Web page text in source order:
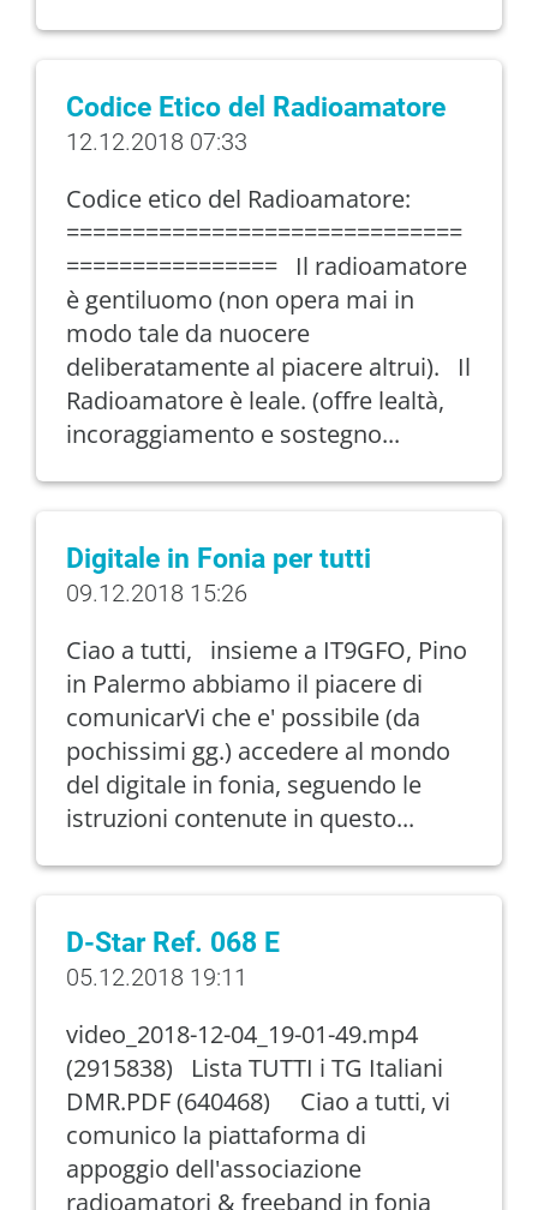
Codice Etico del Radioamatore
12.12.2018 07:33
Codice etico del Radioamatore:
==============================
================ Il radioamatore
è gentiluomo (non opera mai in
modo tale da nuocere
deliberatamente al piacere altrui). Il
Radioamatore è leale. (offre lealtà,
incoraggiamento e sostegno...
Digitale in Fonia per tutti
09.12.2018 15:26
Ciao a tutti, insieme a IT9GFO, Pino
in Palermo abbiamo il piacere di
comunicarVi che e' possibile (da
pochissimi gg.) accedere al mondo
del digitale in fonia, seguendo le
istruzioni contenute in questo...
D-Star Ref. 068 E
05.12.2018 19:11
video_2018-12-04_19-01-49.mp4
(2915838) Lista TUTTI i TG Italiani
DMR.PDF (640468) Ciao a tutti, vi
comunico la piattaforma di
appoggio dell'associazione
radioamatori & freeband in fonia